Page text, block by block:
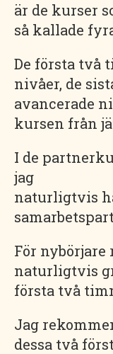
är de kurser
så kallade
De första två
nivåer, de
avancerade
kursen från
I de
jag
naturligtvis
För nybörjare
naturligtvis
första två
Jag
dessa två